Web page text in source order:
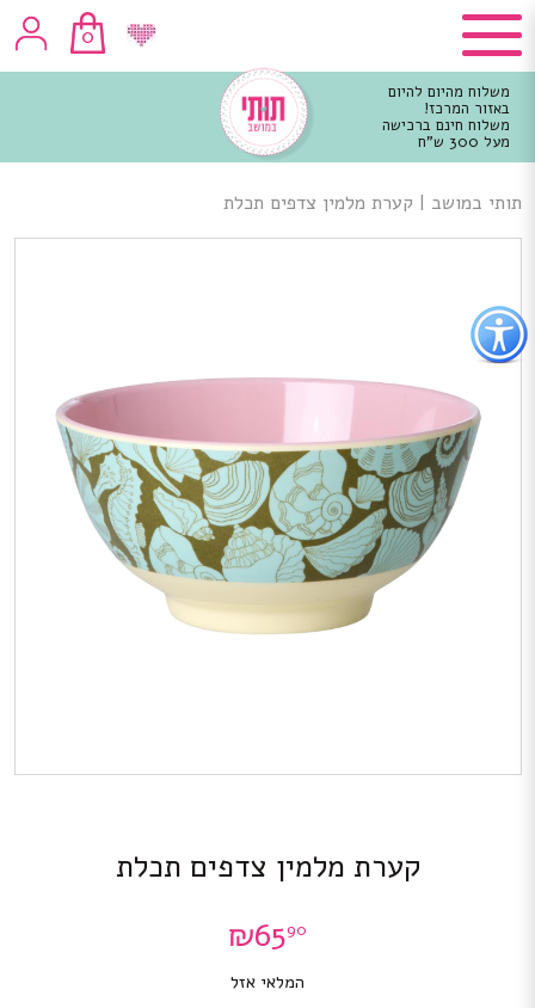
כפתור
לפתיחת
תפריט
נגישות
0
משלוח מהיום להיום
באזור המרכז!
משלוח חינם ברכישה
מעל 300 ש"ח
מרכזי
תותי במושב | קערת מלמין צדפים תכלת
קערת מלמין צדפים תכלת
₪6590
המלאי אזל